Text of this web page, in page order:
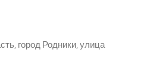
город Родники, улица